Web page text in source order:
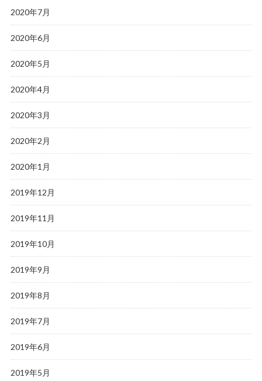
2020年7月
2020年6月
2020年5月
2020年4月
2020年3月
2020年2月
2020年1月
2019年12月
2019年11月
2019年10月
2019年9月
2019年8月
2019年7月
2019年6月
2019年5月